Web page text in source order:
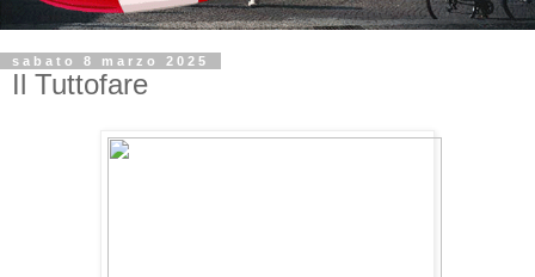
sabato 8 marzo 2025
Il Tuttofare